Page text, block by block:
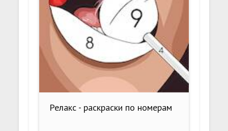
Релакс - раскраски по номерам